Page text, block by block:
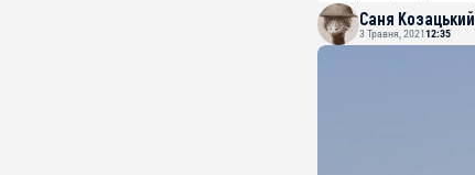
Саня Козацький
3 Травня, 202112:35